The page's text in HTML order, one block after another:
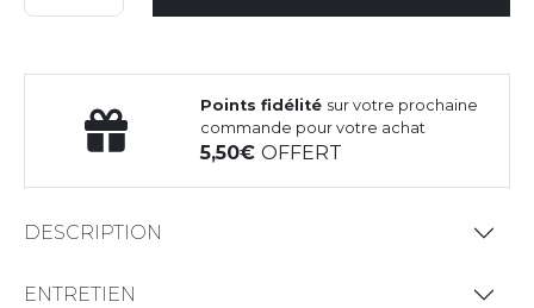
Points fidélité sur votre prochaine
commande pour votre achat
5,50OFFERT
DESCRIPTION
ENTRETIEN